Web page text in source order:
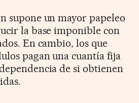
supone un mayor papeleo
la base imponible con
En cambio, los que
pagan una cuantía fija
de si obtienen